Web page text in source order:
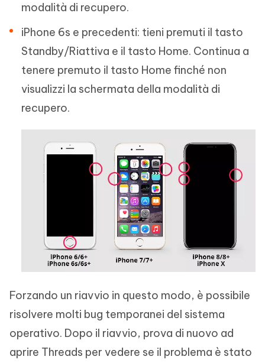
modalità di recupero.
iPhone 6s e precedenti: tieni premuti il tasto
Standby/Riattiva e il tasto Home. Continua a
tenere premuto il tasto Home finché non
visualizzi la schermata della modalità di
recupero.
Forzando un riavvio in questo modo, è possibile
risolvere molti bug temporanei del sistema
operativo. Dopo il riavvio, prova di nuovo ad
aprire Threads per vedere se il problema è stato